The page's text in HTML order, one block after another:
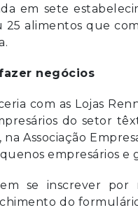
em sete
alimentos que
negócios
com as Lojas
do setor
na Associação
empresários e
se inscrever
do